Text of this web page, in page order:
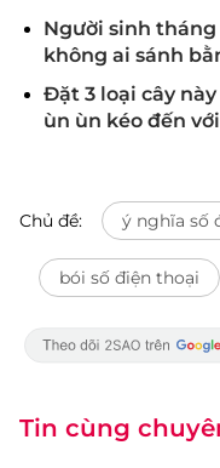
Người sinh
không ai sánh
Đặt 3 loại cây
ùn ùn kéo đến
Chủ đề: ý nghĩa số
bói số điện thoại
Tin cùng